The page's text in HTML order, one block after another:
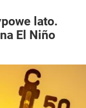
lato.
El Niño